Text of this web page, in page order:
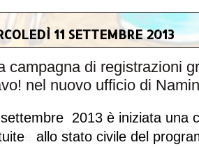
11 SETTEMBRE 2013
campagna di registrazioni
nel nuovo ufficio di
2013 è iniziata una
allo stato civile del